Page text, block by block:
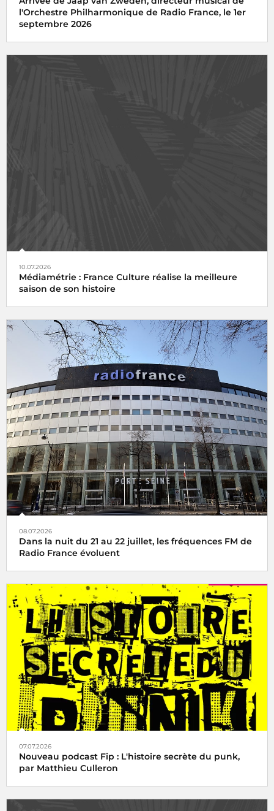
l'Orchestre Philharmonique de Radio France, le 1er
septembre 2026
10.07.2026
Médiamétrie : France Culture réalise la meilleure
saison de son histoire
08.07.2026
Dans la nuit du 21 au 22 juillet, les fréquences FM de
Radio France évoluent
07.07.2026
Nouveau podcast Fip : L'histoire secrète du punk,
par Matthieu Culleron